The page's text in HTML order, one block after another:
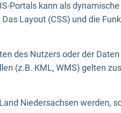
Portals kann als
Layout (CSS) und die
des Nutzers oder der
(z.B. KML, WMS) gelten
Niedersachsen werden,